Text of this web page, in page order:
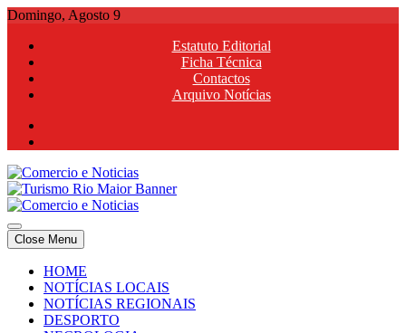
Skip
content
Domingo, Agosto 9
Estatuto Editorial
Ficha Técnica
Contactos
Arquivo Notícias
Comercio e Noticias
Notícias e Publicidade Online
Comercio e Noticias
Notícias e Publicidade Online
Close Menu
HOME
NOTÍCIAS LOCAIS
NOTÍCIAS REGIONAIS
DESPORTO